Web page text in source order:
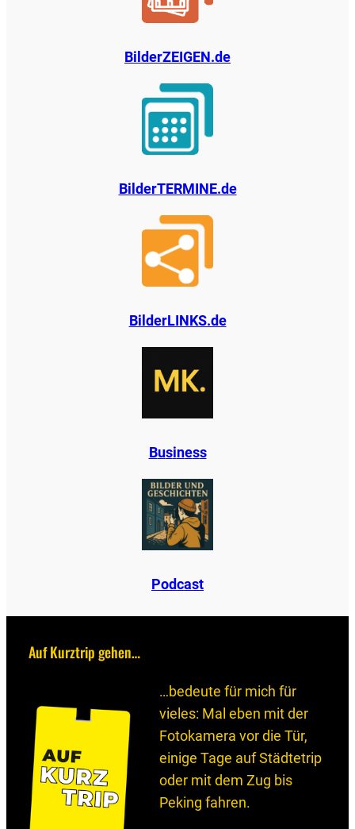
BilderZEIGEN.de
BilderTERMINE.de
BilderLINKS.de
Business
Podcast
Auf Kurztrip gehen…
…bedeute für mich für
vieles: Mal eben mit der
Fotokamera vor die Tür,
einige Tage auf Städtetrip
oder mit dem Zug bis
Peking fahren.